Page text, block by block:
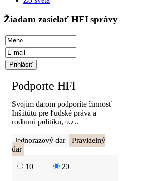
Žiadam zasielať HFI správy